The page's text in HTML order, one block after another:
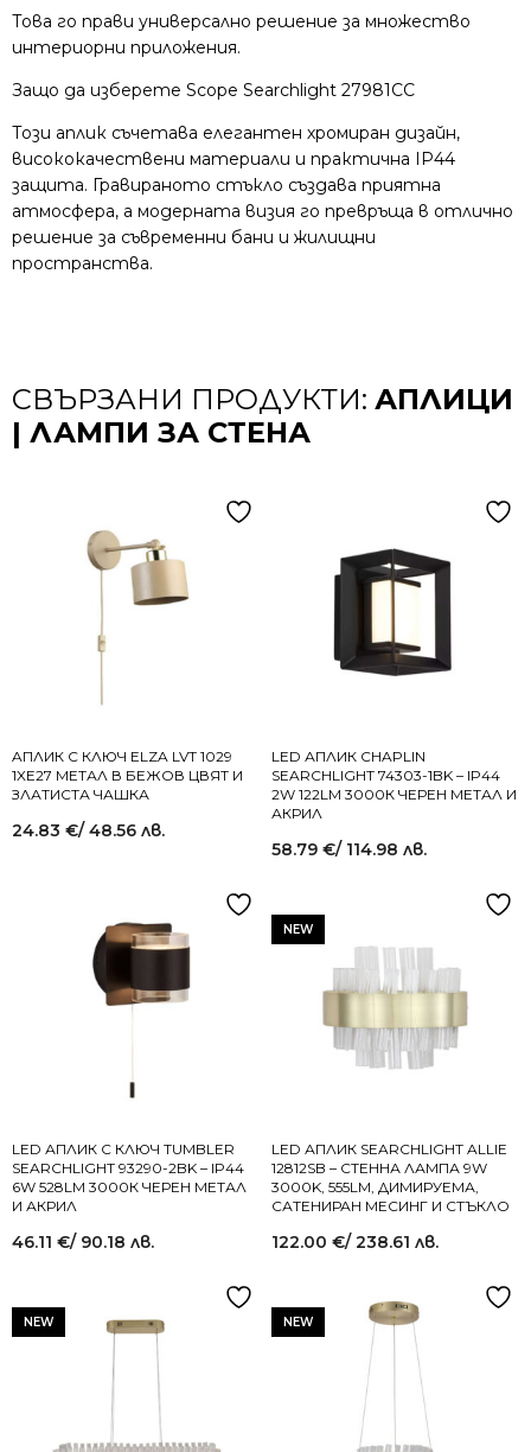
Това го прави универсално решение за множество
интериорни приложения.
Защо да изберете Scope Searchlight 27981CC
Този аплик съчетава елегантен хромиран дизайн,
висококачествени материали и практична IP44
защита. Гравираното стъкло създава приятна
атмосфера, а модерната визия го превръща в отлично
решение за съвременни бани и жилищни
пространства.
СВЪРЗАНИ ПРОДУКТИ: АПЛИЦИ
| ЛАМПИ ЗА СТЕНА
AПЛИК С КЛЮЧ ELZA LVT 1029
1XЕ27 МЕТАЛ В БЕЖОВ ЦВЯТ И
ЗЛАТИСТА ЧАШКА
24.83 €/ 48.56 лв.
LED АПЛИК CHAPLIN
SEARCHLIGHT 74303-1BK – IP44
2W 122LM 3000К ЧЕРЕН МЕТАЛ И
АКРИЛ
58.79 €/ 114.98 лв.
LED АПЛИК С КЛЮЧ TUMBLER
SEARCHLIGHT 93290-2BK – IP44
6W 528LM 3000К ЧЕРЕН МЕТАЛ
И АКРИЛ
46.11 €/ 90.18 лв.
NEW
LED АПЛИК SEARCHLIGHT ALLIE
12812SB – СТЕННА ЛАМПА 9W
3000K, 555LM, ДИМИРУЕМА,
САТЕНИРАН МЕСИНГ И СТЪКЛО
122.00 €/ 238.61 лв.
NEW NEW